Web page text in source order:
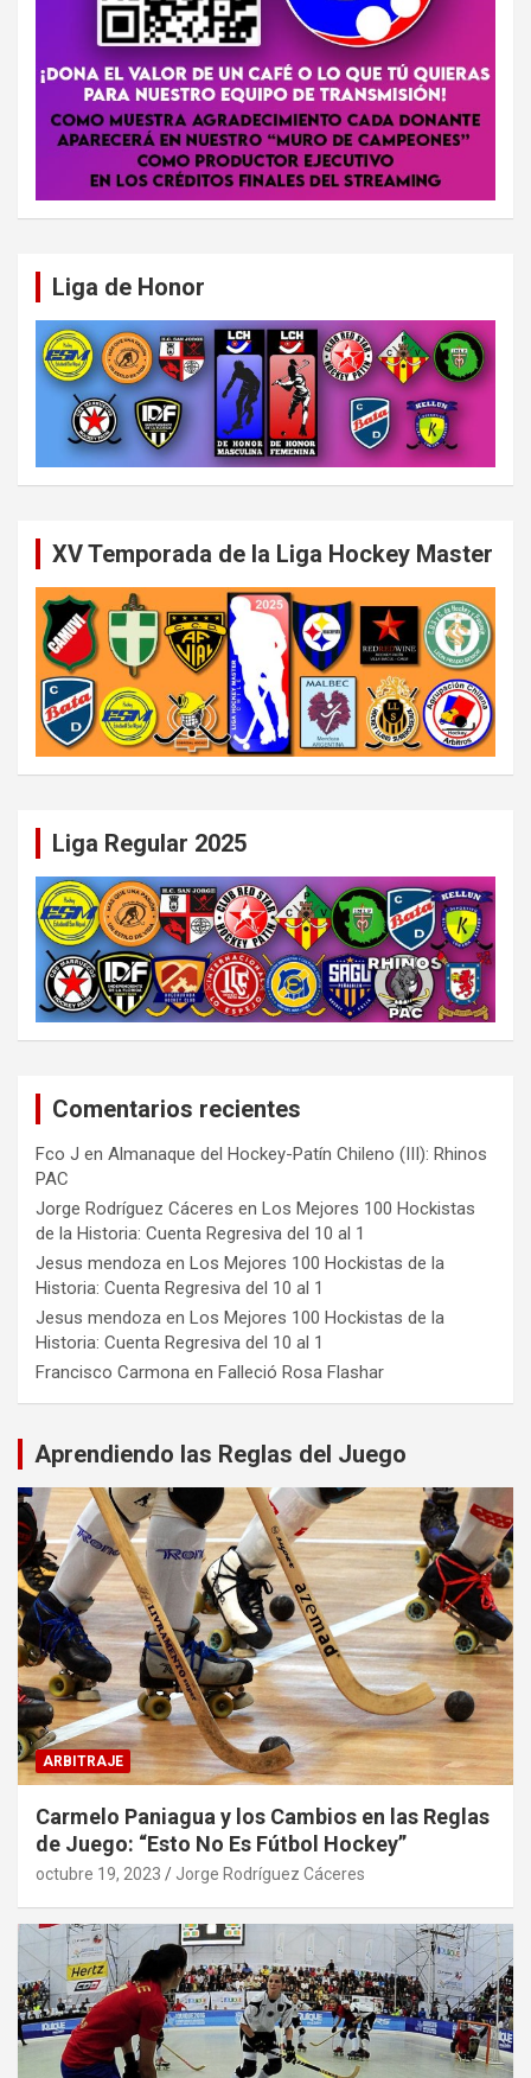
Liga de Honor
XV Temporada de la Liga Hockey Master
Liga Regular 2025
Comentarios recientes
Fco J en Almanaque del Hockey-Patín Chileno (III): Rhinos
PAC
Jorge Rodríguez Cáceres en Los Mejores 100 Hockistas
de la Historia: Cuenta Regresiva del 10 al 1
Jesus mendoza en Los Mejores 100 Hockistas de la
Historia: Cuenta Regresiva del 10 al 1
Jesus mendoza en Los Mejores 100 Hockistas de la
Historia: Cuenta Regresiva del 10 al 1
Francisco Carmona en Falleció Rosa Flashar
Aprendiendo las Reglas del Juego
ARBITRAJE
Carmelo Paniagua y los Cambios en las Reglas
de Juego: “Esto No Es Fútbol Hockey”
octubre 19, 2023 Jorge Rodríguez Cáceres